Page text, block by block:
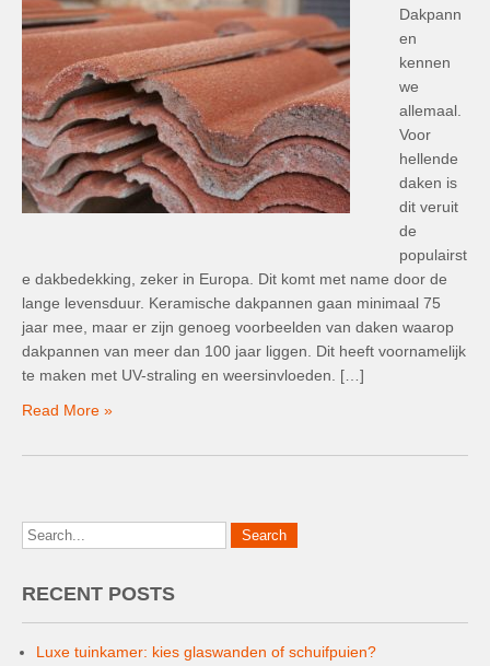
Dakpann
en
kennen
we
allemaal.
Voor
hellende
daken is
dit veruit
de
populairst
e dakbedekking, zeker in Europa. Dit komt met name door de
lange levensduur. Keramische dakpannen gaan minimaal 75
jaar mee, maar er zijn genoeg voorbeelden van daken waarop
dakpannen van meer dan 100 jaar liggen. Dit heeft voornamelijk
te maken met UV-straling en weersinvloeden. […]
Read More »
RECENT POSTS
Luxe tuinkamer: kies glaswanden of schuifpuien?